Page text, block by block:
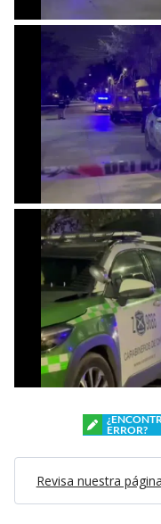
ERROR?
Revisa nuestra